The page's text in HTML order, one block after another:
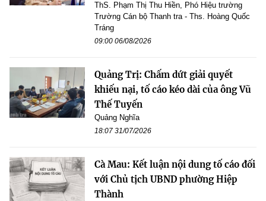
ThS. Phạm Thị Thu Hiền, Phó Hiệu trường
Trường Cán bộ Thanh tra - Ths. Hoàng Quốc
Tráng
09:00 06/08/2026
Quảng Trị: Chấm dứt giải quyết
khiếu nại, tố cáo kéo dài của ông Vũ
Thế Tuyến
Quảng Nghĩa
18:07 31/07/2026
Cà Mau: Kết luận nội dung tố cáo đối
với Chủ tịch UBND phường Hiệp
Thành